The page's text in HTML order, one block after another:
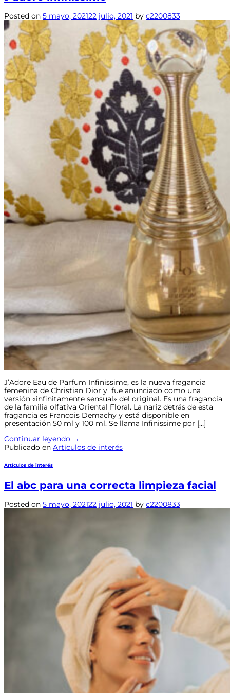
Posted on 5 mayo, 202122 julio, 2021 by c2200833
J’Adore Eau de Parfum Infinissime, es la nueva fragancia
femenina de Christian Dior y fue anunciado como una
versión «infinitamente sensual» del original. Es una fragancia
de la familia olfativa Oriental Floral. La nariz detrás de esta
fragancia es Francois Demachy y está disponible en
presentación 50 ml y 100 ml. Se llama Infinissime por […]
Continuar leyendo →
Publicado en Artículos de interés
Artículos de interés
El abc para una correcta limpieza facial
Posted on 5 mayo, 202122 julio, 2021 by c2200833